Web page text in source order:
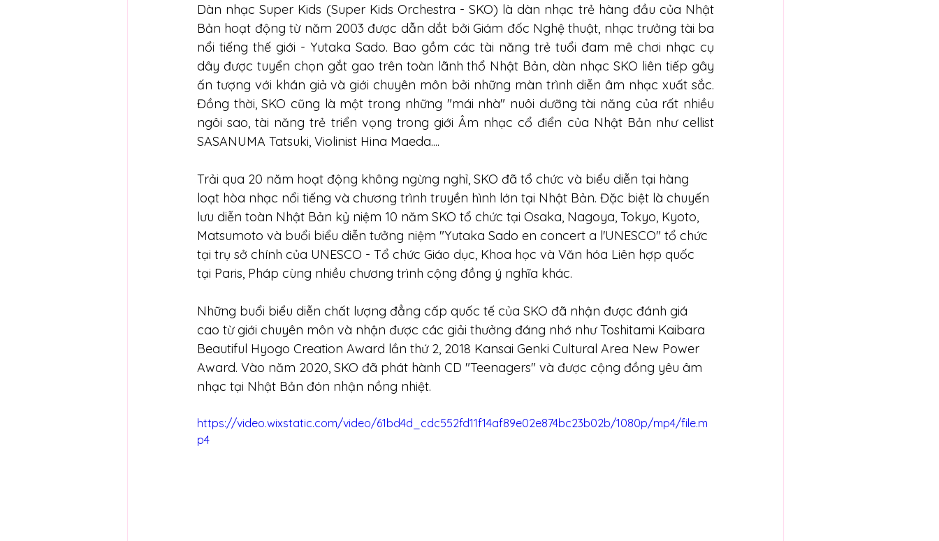
Dàn nhạc Super Kids (Super Kids Orchestra - SKO) là dàn nhạc trẻ hàng đầu của Nhật
Bản hoạt động từ năm 2003 được dẫn dắt bởi Giám đốc Nghệ thuật, nhạc trưởng tài ba
nổi tiếng thế giới - Yutaka Sado. Bao gồm các tài năng trẻ tuổi đam mê chơi nhạc cụ
dây được tuyển chọn gắt gao trên toàn lãnh thổ Nhật Bản, dàn nhạc SKO liên tiếp gây
ấn tượng với khán giả và giới chuyên môn bởi những màn trình diễn âm nhạc xuất sắc.
Đồng thời, SKO cũng là một trong những "mái nhà" nuôi dưỡng tài năng của rất nhiều
ngôi sao, tài năng trẻ triển vọng trong giới Âm nhạc cổ điển của Nhật Bản như cellist
SASANUMA Tatsuki, Violinist Hina Maeda....
Trải qua 20 năm hoạt động không ngừng nghỉ, SKO đã tổ chức và biểu diễn tại hàng
loạt hòa nhạc nổi tiếng và chương trình truyền hình lớn tại Nhật Bản. Đặc biệt là chuyến
lưu diễn toàn Nhật Bản kỷ niệm 10 năm SKO tổ chức tại Osaka, Nagoya, Tokyo, Kyoto,
Matsumoto và buổi biểu diễn tưởng niệm "Yutaka Sado en concert a l'UNESCO" tổ chức
tại trụ sở chính của UNESCO - Tổ chức Giáo dục, Khoa học và Văn hóa Liên hợp quốc
tại Paris, Pháp cùng nhiều chương trình cộng đồng ý nghĩa khác.
Những buổi biểu diễn chất lượng đẳng cấp quốc tế của SKO đã nhận được đánh giá
cao từ giới chuyên môn và nhận được các giải thưởng đáng nhớ như Toshitami Kaibara
Beautiful Hyogo Creation Award lần thứ 2, 2018 Kansai Genki Cultural Area New Power
Award. Vào năm 2020, SKO đã phát hành CD "Teenagers" và được cộng đồng yêu âm
nhạc tại Nhật Bản đón nhận nồng nhiệt.
https://video.wixstatic.com/video/61bd4d_cdc552fd11f14af89e02e874bc23b02b/1080p/mp4/file.m
p4